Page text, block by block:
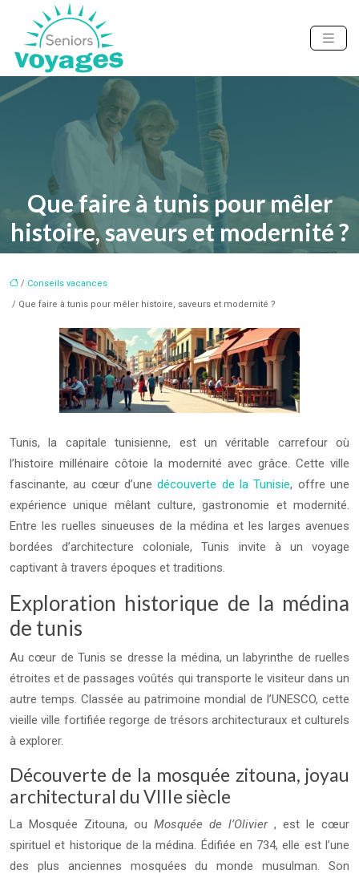
Que faire à tunis pour mêler
histoire, saveurs et modernité ?
/ Conseils vacances
/ Que faire à tunis pour mêler histoire, saveurs et modernité ?
Tunis, la capitale tunisienne, est un véritable carrefour où
l’histoire millénaire côtoie la modernité avec grâce. Cette ville
fascinante, au cœur d’unedécouverte de la Tunisie, offre une
expérience unique mêlant culture, gastronomie et modernité.
Entre les ruelles sinueuses de la médina et les larges avenues
bordées d’architecture coloniale, Tunis invite à un voyage
captivant à travers époques et traditions.
Exploration historique de la médina
de tunis
Au cœur de Tunis se dresse la médina, un labyrinthe de ruelles
étroites et de passages voûtés qui transporte le visiteur dans un
autre temps. Classée au patrimoine mondial de l’UNESCO, cette
vieille ville fortifiée regorge de trésors architecturaux et culturels
à explorer.
Découverte de la mosquée zitouna, joyau
architectural du VIIIe siècle
La Mosquée Zitouna, ou Mosquée de l’Olivier , est le cœur
spirituel et historique de la médina. Édifiée en 734, elle est l’une
des plus anciennes mosquées du monde musulman. Son